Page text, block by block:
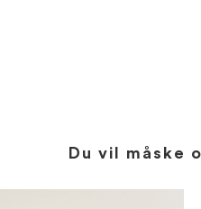
Du vil måske